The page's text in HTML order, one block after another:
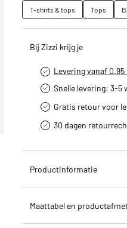
T-shirts & tops Tops
Bij Zizzi krijg je
Levering vanaf
Snelle levering: 3-5
Gratis retour voor
30 dagen
Productinformatie
Maattabel en